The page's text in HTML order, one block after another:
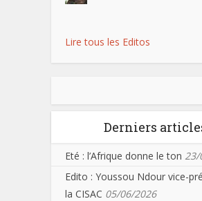
Lire tous les Editos
Derniers
Eté : l’Afrique donne le ton 23/
Edito : Youssou Ndour vice-
la CISAC 05/06/2026